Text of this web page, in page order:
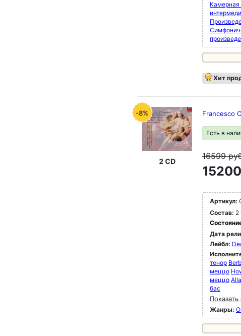
Камерная
Хит
-8%
2 CD
Francesco
Есть в
16599
Артикул:
Состав: 2
Дата
Лейбл:
тенор
меццо
меццо
бас
Жанры: